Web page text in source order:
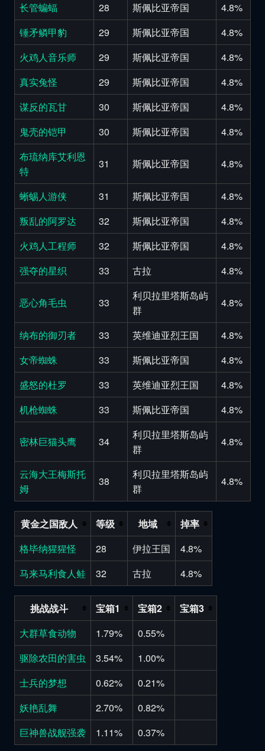
长管蝙蝠
28 斯佩比亚帝国
4.8%
锤矛鳞甲豹
29 斯佩比亚帝国
4.8%
火鸡人音乐师
29 斯佩比亚帝国
4.8%
真实兔怪
29 斯佩比亚帝国
4.8%
谋反的瓦甘
30 斯佩比亚帝国
4.8%
鬼壳的铠甲
30 斯佩比亚帝国
4.8%
布琉纳库艾利恩
特
31 斯佩比亚帝国 4.8%
蜥蜴人游侠 31 斯佩比亚帝国
4.8%
叛乱的阿罗达
32 斯佩比亚帝国
4.8%
火鸡人工程师
32 斯佩比亚帝国
4.8%
强夺的星织
33 古拉 4.8%
恶心角毛虫 33
利贝拉里塔斯岛屿
群
4.8%
纳布的御刃者 33 英维迪亚烈王国
4.8%
女帝蜘蛛
33 斯佩比亚帝国
4.8%
盛怒的杜罗
33 英维迪亚烈王国
4.8%
机枪蜘蛛
33 斯佩比亚帝国 4.8%
密林巨猫头鹰 34
利贝拉里塔斯岛屿
群
4.8%
云海大王梅斯托
姆
38
利贝拉里塔斯岛屿
群
4.8%
黄金之国敌人 等级 地域
掉率
格毕纳猩猩怪
28 伊拉王国
4.8%
马来马利食人鲑
32 古拉 4.8%
挑战战斗 宝箱1 宝箱2
宝箱3
大群草食动物
1.79%
0.55%
驱除农田的害虫
3.54%
1.00%
士兵的梦想
0.62%
0.21%
妖艳乱舞
2.70%
0.82%
巨神兽战舰强袭
1.11% 0.37%